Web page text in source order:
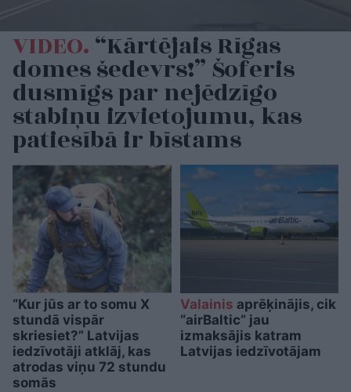
VIDEO.“Kārtējais Rīgas
domes šedevrs!” Šoferis
dusmīgs par nejēdzīgo
stabiņu izvietojumu, kas
patiesībā ir bīstams
“Kur jūs ar to somu X
stundā vispār
skriesiet?” Latvijas
iedzīvotāji atklāj, kas
atrodas viņu 72 stundu
somās
Valainis aprēķinājis, cik
“airBaltic” jau
izmaksājis katram
Latvijas iedzīvotājam